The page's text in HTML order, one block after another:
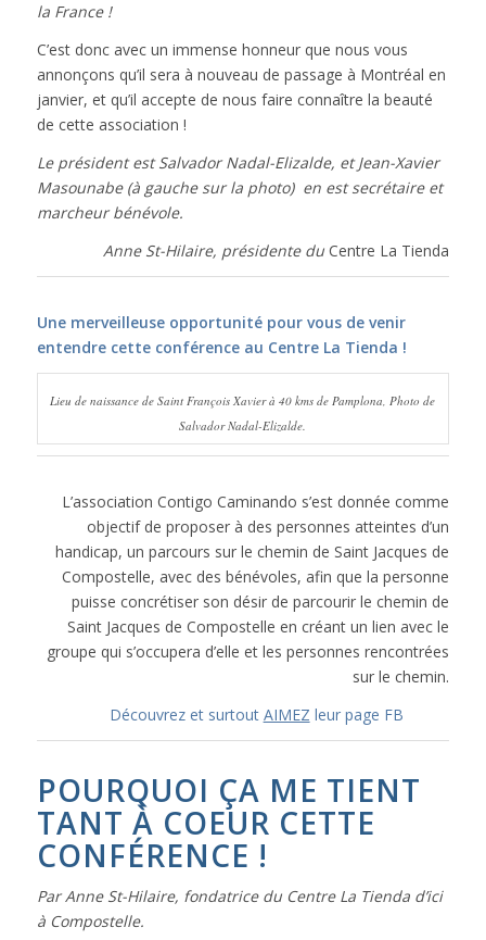
la France !
C’est donc avec un immense honneur que nous vous
annonçons qu’il sera à nouveau de passage à Montréal en
janvier, et qu’il accepte de nous faire connaître la beauté
de cette association !
Le président est Salvador Nadal-Elizalde, etJean-Xavier
Masounabe (à gauche sur la photo) en est secrétaire et
marcheur bénévole.
Anne St-Hilaire, présidente duCentre La Tienda
Une merveilleuse opportunité pour vous de venir
entendre cette conférence au Centre La Tienda !
Lieu de naissance de Saint François Xavier à 40 kms de Pamplona, Photo de
Salvador Nadal-Elizalde.
L’association Contigo Caminando s’est donnée comme
objectif de proposer à des personnes atteintes d’un
handicap, un parcours sur le chemin de Saint Jacques de
Compostelle, avec des bénévoles, afin que la personne
puisse concrétiser son désir de parcourir le chemin de
Saint Jacques de Compostelle en créant un lien avec le
groupe qui s’occupera d’elle et les personnes rencontrées
sur le chemin.
Découvrez et surtout AIMEZ leur page FB
POURQUOI ÇA ME TIENT
TANT À COEUR CETTE
CONFÉRENCE !
Par Anne St-Hilaire, fondatrice du Centre La Tienda d’ici
à Compostelle.